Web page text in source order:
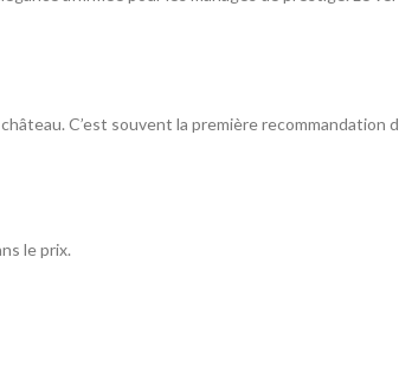
C’est souvent la première recommandation
le prix.